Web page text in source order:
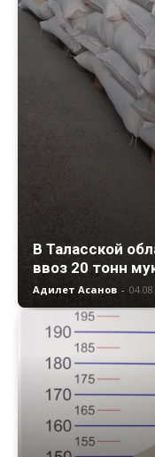
В Таласской
ввоз 20 тонн
Адилет Асанов -